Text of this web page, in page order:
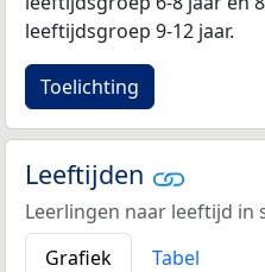
leeftijdsgroep 9-12 jaar.
Toelichting
Leeftijden
Leerlingen naar leeftijd in
Grafiek
Tabel